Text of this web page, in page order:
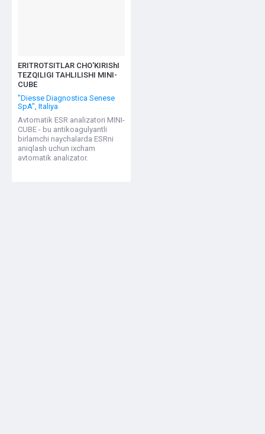
ERITROTSITLAR CHO'KIRIShI
TEZQILIGI TAHLILISHI MINI-
CUBE
"Diesse Diagnostica Senese
SpA", Italiya
Avtomatik ESR analizatori MINI-
CUBE - bu antikoagulyantli
birlamchi naychalarda ESRni
aniqlash uchun ixcham
avtomatik analizator.